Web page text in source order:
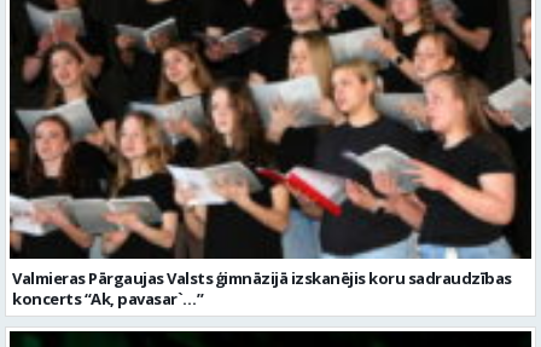
Valmieras Pārgaujas Valsts ģimnāzijā izskanējis koru sadraudzības
koncerts “Ak, pavasar`…”